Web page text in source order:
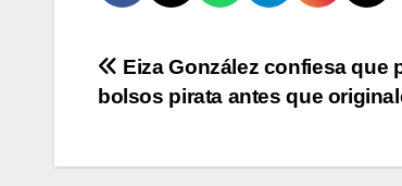
Navegación
entradas
Eiza González confiesa que
bolsos pirata antes que